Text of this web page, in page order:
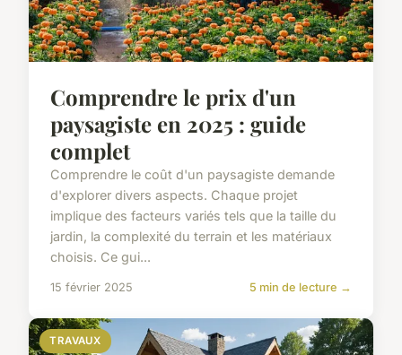
Comprendre le prix d'un
paysagiste en 2025 : guide
complet
Comprendre le coût d'un paysagiste demande
d'explorer divers aspects. Chaque projet
implique des facteurs variés tels que la taille du
jardin, la complexité du terrain et les matériaux
choisis. Ce gui...
15 février 2025 5 min de lecture →
TRAVAUX